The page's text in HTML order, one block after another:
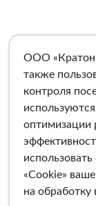
ООО
также
контроля
оптимизации
«Cookie»
на